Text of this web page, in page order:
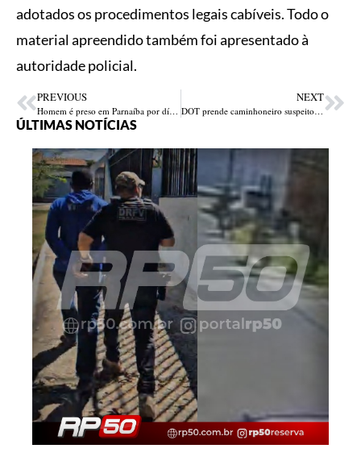
adotados os procedimentos legais cabíveis. Todo o
material apreendido também foi apresentado à
autoridade policial.
PREVIOUS
Homem é preso em Parnaíba por dívida de mais de R$ 3,5 mil em pensão alimentícia
NEXT
DOT prende caminhoneiro suspeito de aplicar golpes com cheque sem fundo em vários estados
ÚLTIMAS NOTÍCIAS